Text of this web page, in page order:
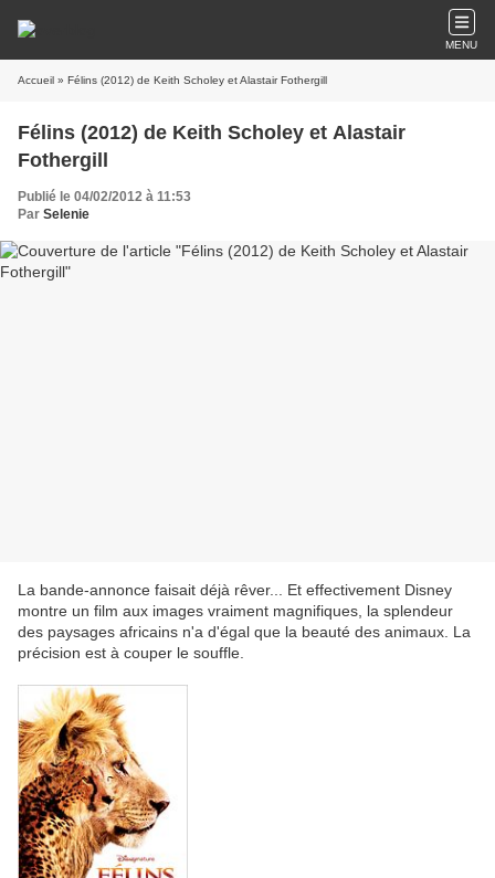
MENU
Accueil » Félins (2012) de Keith Scholey et Alastair Fothergill
Félins (2012) de Keith Scholey et Alastair
Fothergill
Publié le 04/02/2012 à 11:53
Par Selenie
La bande-annonce faisait déjà rêver... Et effectivement Disney
montre un film aux images vraiment magnifiques, la splendeur
des paysages africains n'a d'égal que la beauté des animaux. La
précision est à couper le souffle.